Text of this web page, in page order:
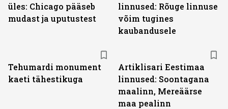
üles: Chicago pääseb
mudast ja uputustest
linnused: Rõuge linnuse
võim tugines
kaubandusele
Tehumardi monument
kaeti tähestikuga
Artiklisari Eestimaa
linnused: Soontagana
maalinn, Mereäärse
maa pealinn